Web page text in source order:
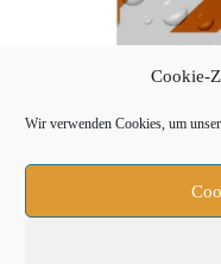
Cookie-
Wir verwenden Cookies, um